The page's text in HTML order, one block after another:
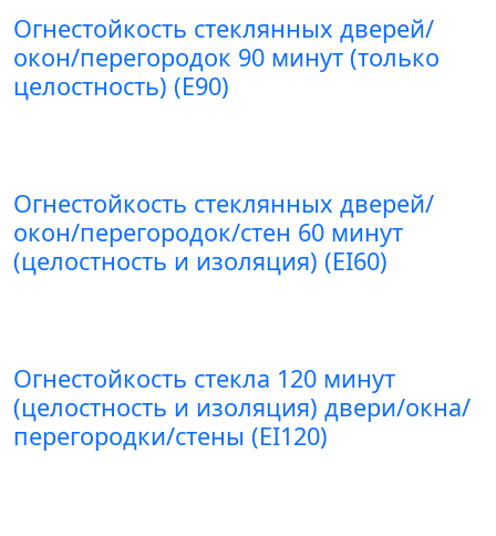
Огнестойкость стеклянных дверей/
окон/перегородок 90 минут (только
целостность) (E90)
Огнестойкость стеклянных дверей/
окон/перегородок/стен 60 минут
(целостность и изоляция) (EI60)
Огнестойкость стекла 120 минут
(целостность и изоляция) двери/окна/
перегородки/стены (EI120)